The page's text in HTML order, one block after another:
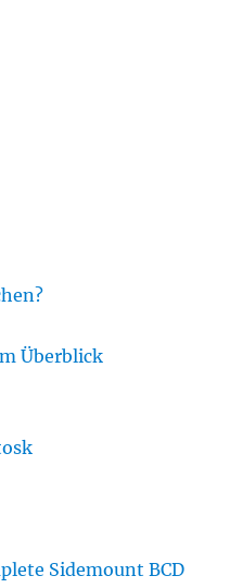
Überblick
Sidemount BCD